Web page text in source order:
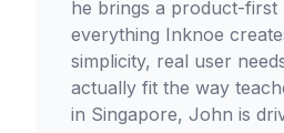
he brings a product-first
everything Inknoe
simplicity, real user
actually fit the way
in Singapore, John is